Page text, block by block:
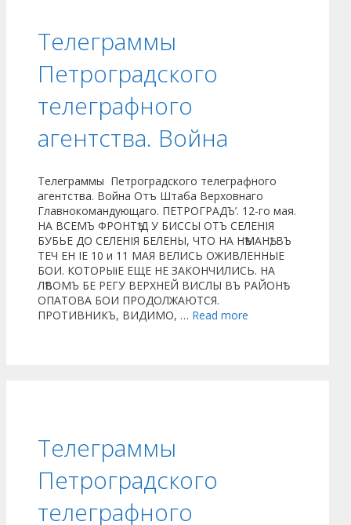
Телеграммы
Петроградского
телеграфного
агентства. Война
Телеграммы Петроградского телеграфного
агентства. Война Отъ Штаба Верховнаго
Главнокомандующаго. ПЕТРОГРАДЪ’. 12-го мая.
НА ВСЕМЪ ФРОНТѢ Д У БИССЫ ОТЪ СЕЛЕНІЯ
БУБЬЕ ДО СЕЛЕНІЯ БЕЛЕНЫ, ЧТО НА НѢМАНѢ, ВЪ
ТЕЧ ЕН ІЕ 10 и 11 МАЯ ВЕЛИСЬ ОЖИВЛЕННЫЕ
БОИ. КОТОРЫіЕ ЕЩЕ НЕ ЗАКОНЧИЛИСЬ. НА
ЛѢВОМЪ БЕ РЕГУ ВЕРХНЕЙ ВИСЛЫ ВЪ РАЙОНѢ
ОПАТОВА БОИ ПРОДОЛЖАЮТСЯ.
ПРОТИВНИКЪ, ВИДИМО, … Read more
Телеграммы
Петроградского
телеграфного